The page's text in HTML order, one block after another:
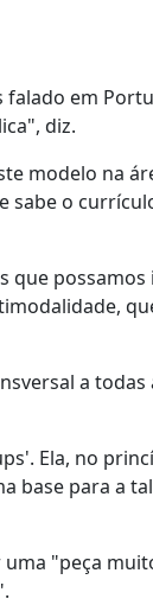
em
diz.
modelo na
o
a
Ela, no
base para a
"peça